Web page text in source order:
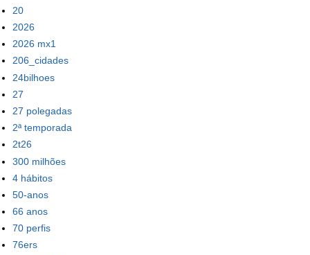
20
2026
2026 mx1
206_cidades
24bilhoes
27
27 polegadas
2ª temporada
2t26
300 milhões
4 hábitos
50-anos
66 anos
70 perfis
76ers